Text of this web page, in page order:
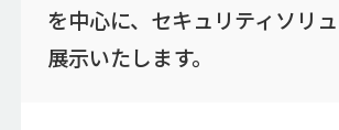
を中心に、セキュリティソリ
展示いたします。